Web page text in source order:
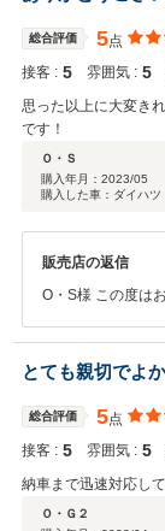
総合評価 5点
接客 : 5 雰囲気 : 5
思った以上に大変き
です！
Ｏ・Ｓ
購入年月： 2023/05
購入した車：ダイハ
販売店の返信
O・S様 この度は
す。 今後ともよ
とても親切でよ
総合評価 5点
接客 : 5 雰囲気 : 5
納車まで迅速対応し
Ｏ・Ｇ２